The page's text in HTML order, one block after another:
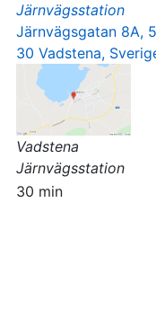
Järnvägsstation
Järnvägsgatan 8A,
30 Vadstena,
Vadstena
Järnvägsstation
30 min